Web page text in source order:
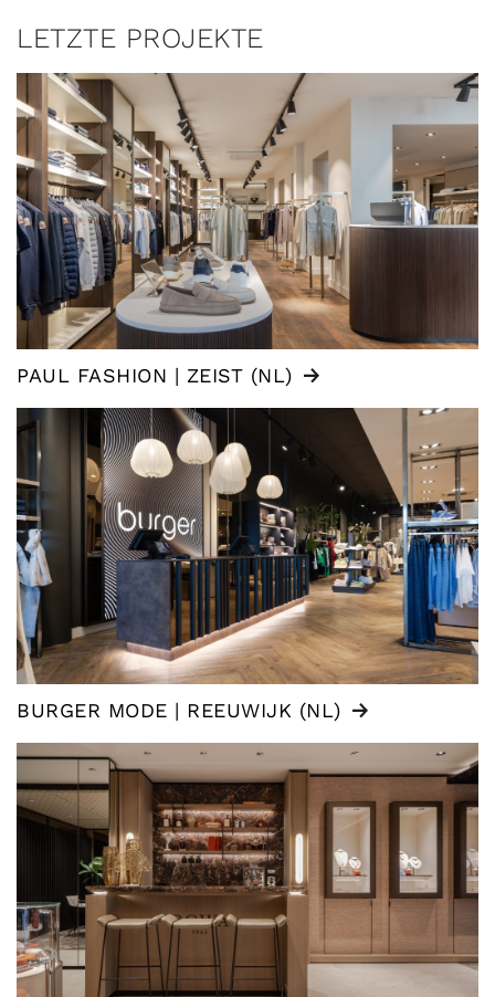
LETZTE PROJEKTE
PAUL FASHION | ZEIST (NL)
BURGER MODE | REEUWIJK (NL)